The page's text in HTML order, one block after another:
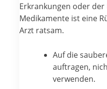
Erkrankungen oder
Medikamente ist eine
Arzt ratsam.
Auf die
auftragen,
verwenden.